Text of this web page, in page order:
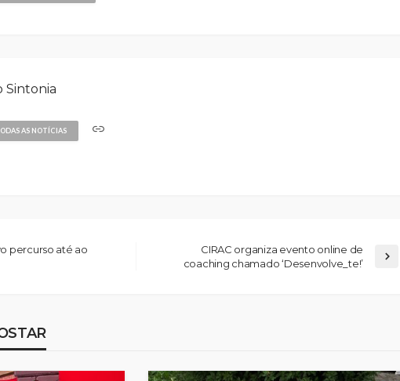
Sintonia
AS NOTÍCIAS
percurso até ao
CIRAC organiza evento online de
coaching chamado ‘Desenvolve_te!’